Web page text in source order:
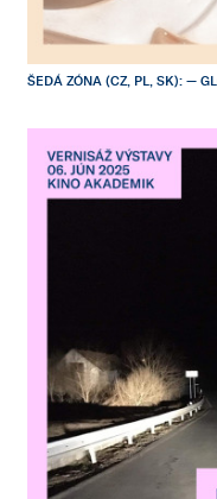
ŠEDÁ ZÓNA (CZ, PL, SK): —